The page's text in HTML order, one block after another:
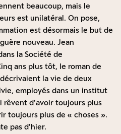
beaucoup, mais le
est unilatéral. On pose,
est désormais le but de
nouveau. Jean
la Société de
ans plus tôt, le roman de
la vie de deux
employés dans un institut
rêvent d’avoir toujours plus
toujours plus de « choses ».
pas d’hier.